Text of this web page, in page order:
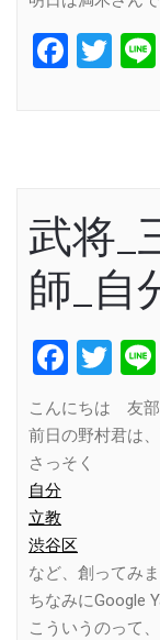
武将_
師_自
こんにちは 友部
前日の野村君は
さっそく
自分
立教
渋谷区
など、創ってみま
ちなみにGoogle
こういうのって